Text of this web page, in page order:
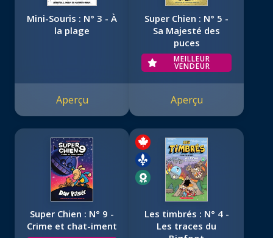
Mini-Souris : N° 3 - À
la plage
Aperçu
Super Chien : N° 5 -
Sa Majesté des
puces
MEILLEUR
VENDEUR
Aperçu
Super Chien : N° 9 -
Crime et chat-iment
Les timbrés : N° 4 -
Les traces du